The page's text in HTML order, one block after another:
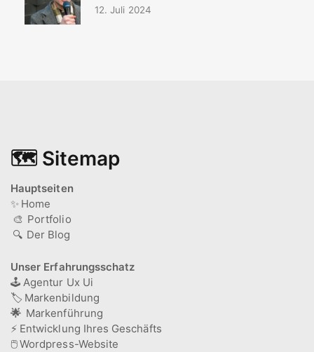
12. Juli 2024
🗺️ Sitemap
Hauptseiten
✨ Home
🎨 Portfolio
🔍 Der Blog
Unser Erfahrungsschatz
🕹️ Agentur Ux Ui
🏷️ Markenbildung
🌟 Markenführung
⚡ Entwicklung Ihres Geschäfts
🖱️Wordpress-Website